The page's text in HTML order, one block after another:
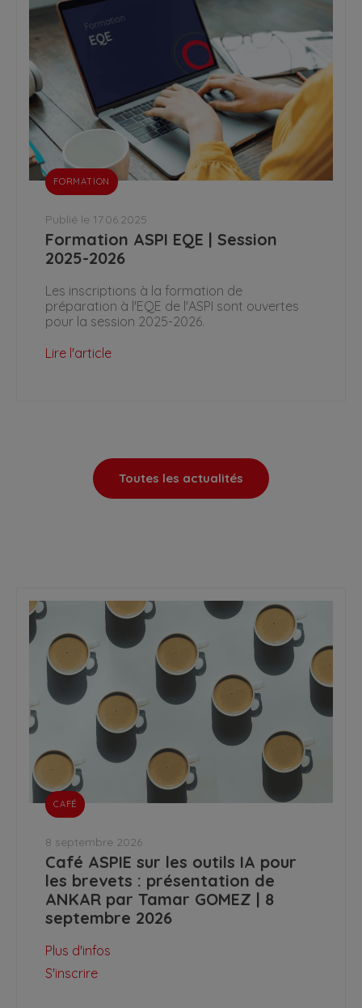
FORMATION
Publié le 17.06.2025
Formation ASPI EQE | Session
2025-2026
Les inscriptions à la formation de
préparation à l'EQE de l'ASPI sont ouvertes
pour la session 2025-2026.
Lire l'article
Toutes les actualités
CAFÉ
8 septembre 2026
Café ASPIE sur les outils IA pour
les brevets : présentation de
ANKAR par Tamar GOMEZ | 8
septembre 2026
Plus d'infos
S'inscrire